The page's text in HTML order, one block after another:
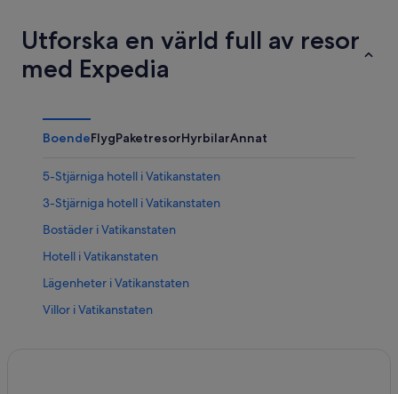
Utforska en värld full av resor
med Expedia
BoendeFlygPaketresorHyrbilarAnnat
5-Stjärniga hotell i Vatikanstaten
3-Stjärniga hotell i Vatikanstaten
Bostäder i Vatikanstaten
Hotell i Vatikanstaten
Lägenheter i Vatikanstaten
Villor i Vatikanstaten